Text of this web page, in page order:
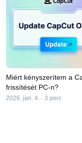
Egyéni
Beszédhang
Zajcsökkentés
Erőforrások
Útmutatók
Piaci trendek
Legjobb
A CapCut
Dreamina
Miért kényszerítem a
frissítését PC-n?
2026. jan. 4. · 3 perc